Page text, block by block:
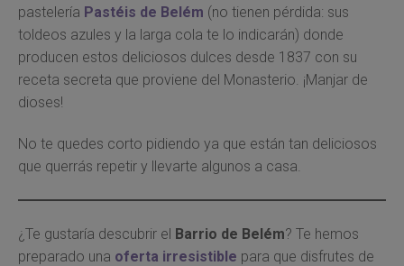
pastelería Pastéis de Belém (no tienen pérdida: sus
toldeos azules y la larga cola te lo indicarán) donde
producen estos deliciosos dulces desde 1837 con su
receta secreta que proviene del Monasterio. ¡Manjar de
dioses!
No te quedes corto pidiendo ya que están tan deliciosos
que querrás repetir y llevarte algunos a casa.
¿Te gustaría descubrir el Barrio de Belém? Te hemos
preparado una oferta irresistible para que disfrutes de